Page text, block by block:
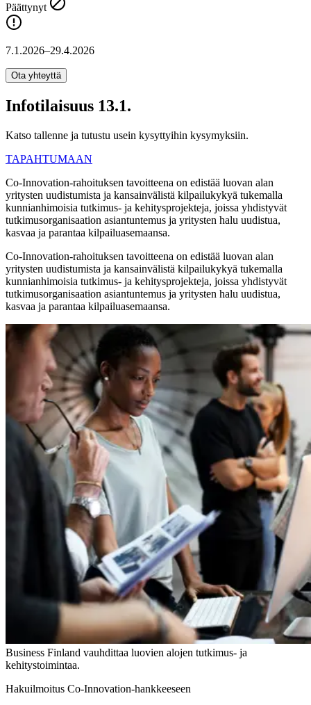
Päättynyt
7.1.2026–29.4.2026
Ota yhteyttä
Infotilaisuus 13.1.
Katso tallenne ja tutustu usein kysyttyihin kysymyksiin.
TAPAHTUMAAN
Co-Innovation-rahoituksen tavoitteena on edistää luovan alan
yritysten uudistumista ja kansainvälistä kilpailukykyä tukemalla
kunnianhimoisia tutkimus- ja kehitysprojekteja, joissa yhdistyvät
tutkimusorganisaation asiantuntemus ja yritysten halu uudistua,
kasvaa ja parantaa kilpailuasemaansa.
Co-Innovation-rahoituksen tavoitteena on edistää luovan alan
yritysten uudistumista ja kansainvälistä kilpailukykyä tukemalla
kunnianhimoisia tutkimus- ja kehitysprojekteja, joissa yhdistyvät
tutkimusorganisaation asiantuntemus ja yritysten halu uudistua,
kasvaa ja parantaa kilpailuasemaansa.
Business Finland vauhdittaa luovien alojen tutkimus- ja
kehitystoimintaa.
Hakuilmoitus Co-Innovation-hankkeeseen